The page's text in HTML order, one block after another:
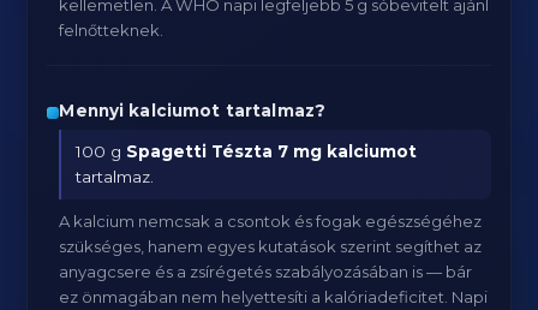
kellemetlen. A WHO napi legfeljebb 5 g sóbevitelt ajánl
felnőtteknek.
Mennyi kalciumot tartalmaz?
100 g Spagetti Tészta 7 mg kalciumot
tartalmaz.
A kalcium nemcsak a csontok és fogak egészségéhez
szükséges, hanem egyes kutatások szerint segíthet az
anyagcsere és a zsírégetés szabályozásában is — bár
ez önmagában nem helyettesíti a kalóriadeficitet. Napi